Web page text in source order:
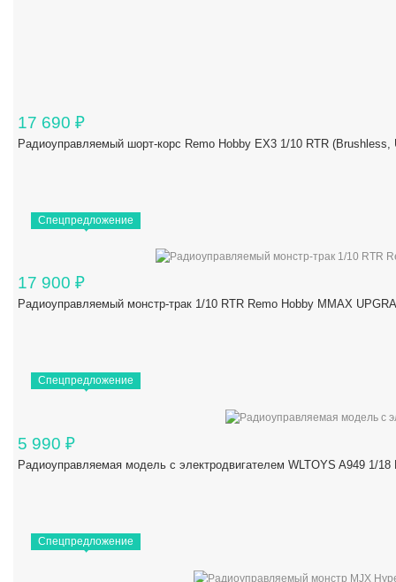
17 690 ₽
Радиоуправляемый шорт-корс Remo Hobby EX3 1/10 RTR
Спецпредложение
17 900 ₽
Радиоуправляемый монстр-трак 1/10 RTR Remo Hobby MMAX
Спецпредложение
5 990 ₽
Радиоуправляемая модель с электродвигателем WLTOYS A949 1/
Спецпредложение